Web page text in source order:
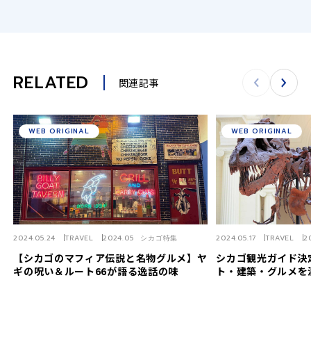
RELATED 関連記事
【シカゴのマフィア伝説と名物グルメ】ヤ
ギの呪い＆ルート66が語る逸話の味
2024.05.24 TRAVEL 2024.05 シカゴ特集
WEB ORIGINAL
シカゴ観光ガイド
ト・建築・グルメを
2024.05.17 TRAVEL
WEB ORIGINAL